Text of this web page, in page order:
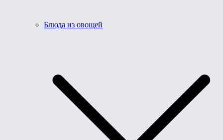
Блюда из овощей